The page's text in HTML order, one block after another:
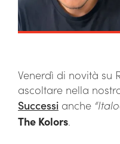
Venerdì di novità su
ascoltare nella
Successi anche
The Kolors.